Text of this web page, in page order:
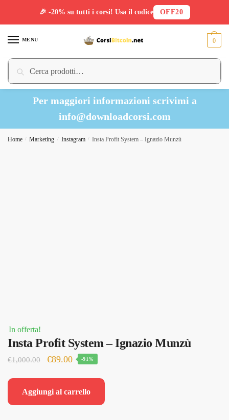
MENU
Cerca:
Cerca
0
Per maggiori informazioni scrivimi a
info@downloadcorsi.com
Home / Marketing / Instagram / Insta Profit System – Ignazio Munzù
In offerta!
Insta Profit System – Ignazio Munzù
€1,000.00
Il
originale
€89.00Il
attuale
-91%
Aggiungi al carrello
🎉 -20% su tutti i corsi! Usa il codice OFF20